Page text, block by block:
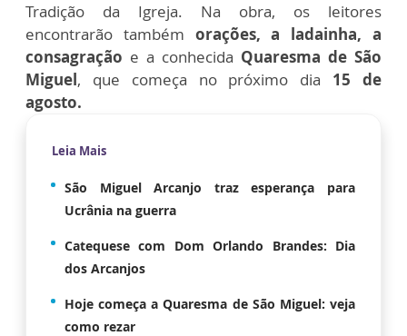
Tradição da Igreja. Na obra, os leitores
encontrarão também orações, a ladainha, a
consagração e a conhecida Quaresma de São
Miguel, que começa no próximo dia 15 de
agosto.
Leia Mais
São Miguel Arcanjo traz esperança para
Ucrânia na guerra
Catequese com Dom Orlando Brandes: Dia
dos Arcanjos
Hoje começa a Quaresma de São Miguel: veja
como rezar